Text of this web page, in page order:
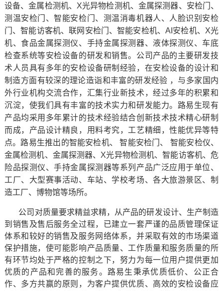
设备、金属检测机、X光异物检测机、金属探测器、安检门、
测温安检门、智能安检门、测温消毒机器人、人脸识别安检
门、智能访客机、联网安检门、智能安检机、AI安检机、X光
机、食品金属探测仪、手持金属探测器、液体探测仪、车底
检查系统等安检设备的研发和销售。公司产品的主要研发技
术人员具有多年的安检设备研制经验，在安检设备的设计和
制造方面有较深的理论造诣和丰富的研发经验 ，与多家国内
外行业机构交流合作，汇集行业新技术，经过多年的积累和
沉淀，使我们具有丰富的技术实力和研发能力。路易生现有
产品均采用多年累计的技术经验结合创新技术技术精心研制
而成，产品设计精良，用料考究，工艺精细，性能优异等特
点。路易生推出的智能安检机、 智能安检门、 智能安检仪、
金属检测机、金属探测器、X光异物检测机、智能访客机、危
险品探测仪、手持金属探测器等系列产品广泛应用于单位、
工厂、大型赛事活动、车站、学校考场、各大旅游景区、制
造工厂、博物馆等场所。
公司对质量要求精益求精，从产品的研发设计、生产制造
到销售及售后服务全过程，已建立一套严谨的品质管理保证
体系和较好的销售及服务网络体系，并采取有效的市场渠道
保护措施，使可能影响产品质量、工作质量和服务质量的所
有环节均处于严格的控制之下，努力为每一位用户提供更加
优质的产品和完善的服务。路易生秉承优质低价、公正合
作、多方共赢的原则，为客户提供优质、高效的安检设备应